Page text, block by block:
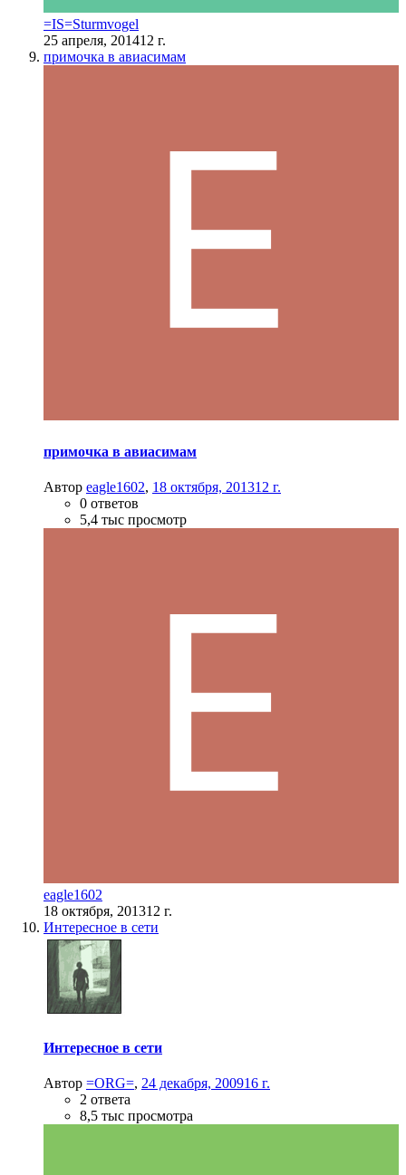
=IS=Sturmvogel
25 апреля, 201412 г.
примочка в авиасимам
примочка в авиасимам
Автор eagle1602, 18 октября, 201312 г.
0 ответов
5,4 тыс просмотр
eagle1602
18 октября, 201312 г.
Интересное в сети
Интересное в сети
Автор =ORG=, 24 декабря, 200916 г.
2 ответа
8,5 тыс просмотра